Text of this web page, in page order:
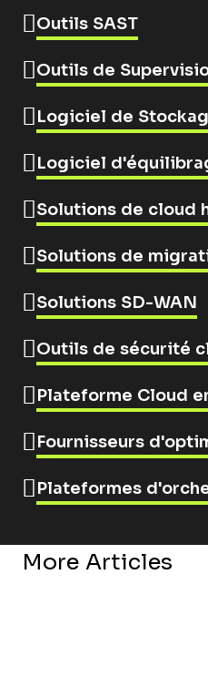
Outils SAST
Outils de
Logiciel de
Logiciel
Solutions de cloud
Solutions de
Solutions SD-WAN
Outils de sécurité
Plateforme Cloud
Fournisseurs
Plateformes
More Articles